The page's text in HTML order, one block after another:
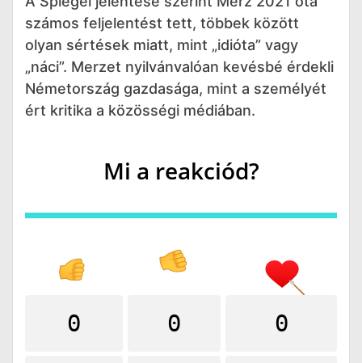
számos feljelentést tett, többek között
olyan sértések miatt, mint „idióta” vagy
„náci”. Merzet nyilvánvalóan kevésbé érdekli
Németország gazdasága, mint a személyét
ért kritika a közösségi médiában.
Mi a reakciód?
0 0 0